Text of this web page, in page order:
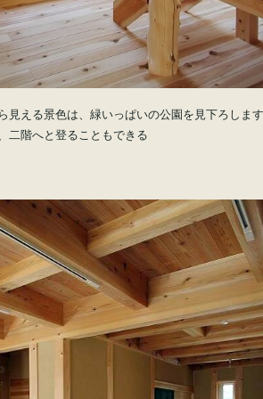
見える景色は、緑いっぱいの公園を見下ろします
二階へと登ることもできる